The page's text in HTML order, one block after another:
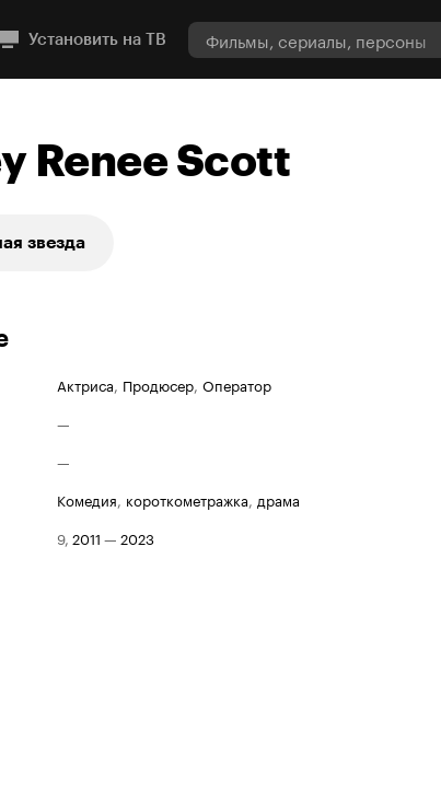
Установить на ТВ
Renee Scott
звезда
Актриса, Продюсер, Оператор
—
—
комедия, короткометражка, драма
9, 2011 — 2023